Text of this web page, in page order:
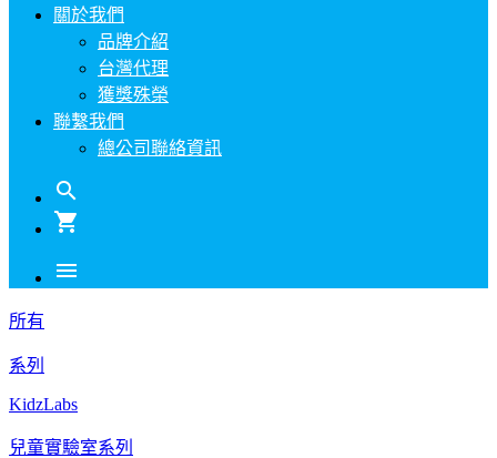
關於我們
品牌介紹
台灣代理
獲獎殊榮
聯繫我們
總公司聯絡資訊
search
shopping_cart
menu
所有
系列
KidzLabs
兒童實驗室系列